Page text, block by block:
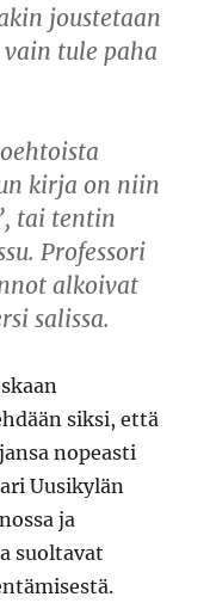
joustetaan
tule paha
kirja on niin
tai tentin
Professori
alkoivat
salissa.
siksi, että
nopeasti
Uusikylän
ja
suoltavat